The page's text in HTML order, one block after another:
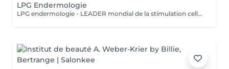
LPG Endermologie
LPG endermologie - LEADER mondial de la stimulation cellulaire! Une triple action simultanée en un seul et meme traitement: - raffermir la peau, redensification naturelle du derme (collagène, élastine, acide hyaluronique endogènes) - lisser la peau d'orange - déstocker les graisses résistantes&localisées +70% Des résultats visibles dès la 3-em séance